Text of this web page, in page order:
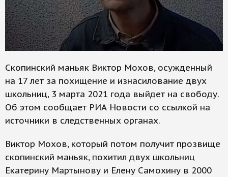
Скопинский маньяк Виктор Мохов, осужденный
на 17 лет за похищение и изнасилование двух
школьниц, 3 марта 2021 года выйдет на свободу.
Об этом сообщает РИА Новости со ссылкой на
источники в следственных органах.
Виктор Мохов, который потом получит прозвище
скопинский маньяк, похитил двух школьниц
Екатерину Мартынову и Елену Самохину в 2000